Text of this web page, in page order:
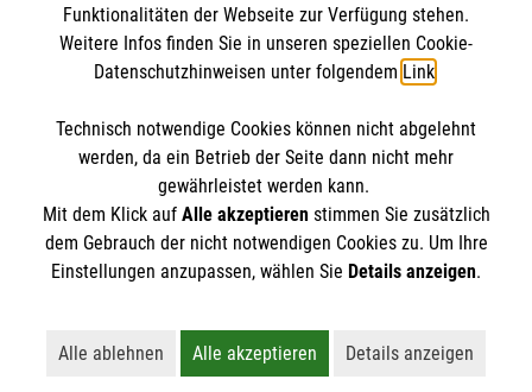
Malteserorden
Sharepoint
Spendenkonto
Bank: Volksbank eG Dornstetten
IBAN: DE11642624080111117003
BIC: GENODES1VDS
So finden Sie uns
Kernenstraße 95
72202 Nagold
kinderhospiz.calw@malteser.org
Der Malteser Hilfsdienst e.V. ist als eingetragene
Gewerbesteuer befreit.
Funktionalitäten der Webseite zur Verfügung stehen.
Weitere Infos finden Sie in unseren speziellen Cookie-
Datenschutzhinweisen unter folgendem Link.
Technisch notwendige Cookies können nicht abgelehnt
werden, da ein Betrieb der Seite dann nicht mehr
gewährleistet werden kann.
Mit dem Klick auf Alle akzeptierenstimmen Sie zusätzlich
dem Gebrauch der nicht notwendigen Cookies zu. Um Ihre
Einstellungen anzupassen, wählen Sie Details anzeigen.
Alle ablehnen
Lehnt alle nicht-essentiellen Cookies ab
Alle akzeptieren
Akzeptiert alle Cookies
Details anzeigen